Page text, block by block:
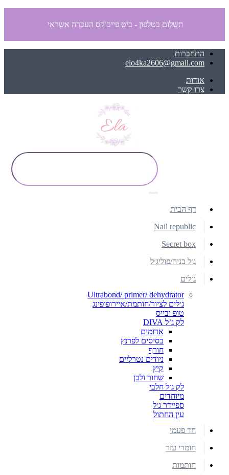
תשלום בטלפון - ביט פייבוקס העברה אשראי
התחברות
elo4ka2606@gmail.com
אודות
צרו קשר
דף הבית
Nail republic
Secret box
ג׳ל בניה/פוליג׳ל
ג׳לים
Ultrabond/ primer/ dehydrator
ג׳לים לציור/חותמת/איירופופינג
טופ ובייס
לק ג’ל DIVA
אדומים
בסיסים לפרנץ
חורף
ניודים נטרליים
קיץ
שחור ולבן
לק ג׳ל חלבי
מיוחדים
ספיידר ג׳ל
עין החתול
חד פעמי
חומרי עזר
חותמות